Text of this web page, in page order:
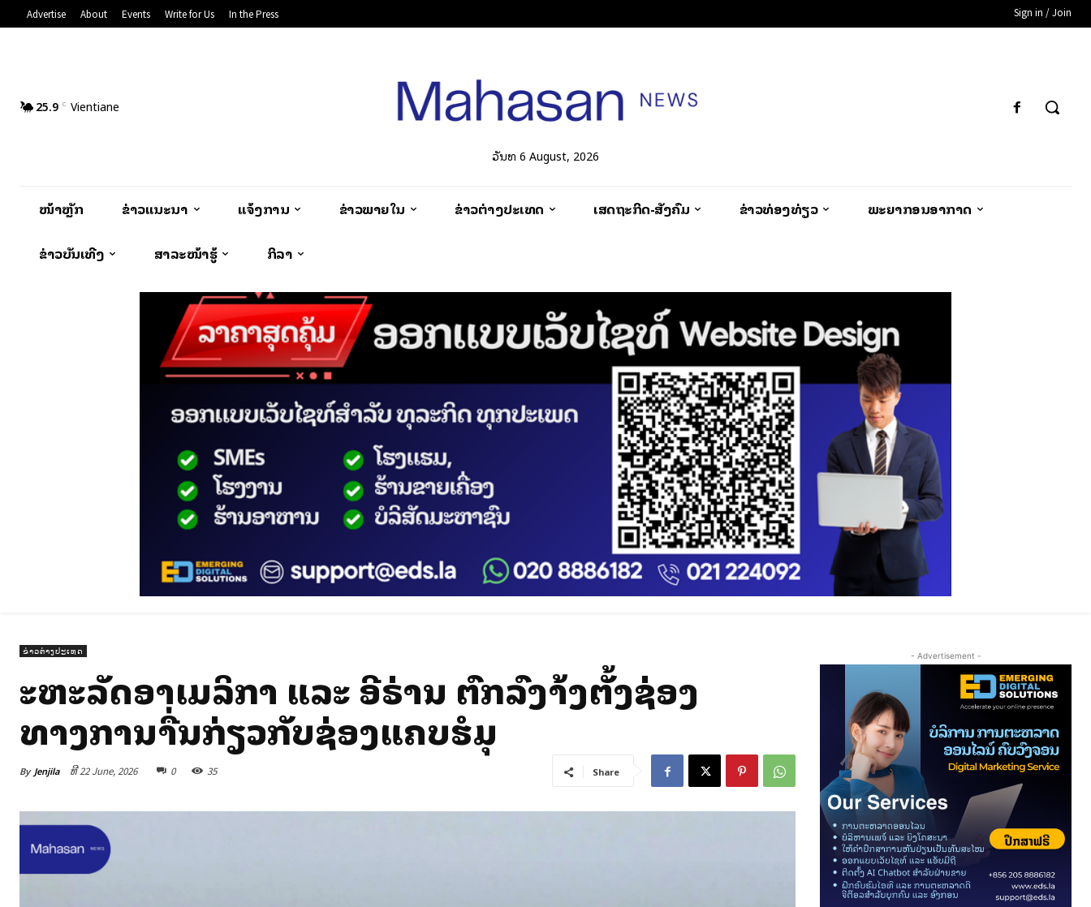
Advertise About Events Write for Us In the Press Sign in / Join
25.9 C Vientiane
ວັນທີ 6 August, 2026
ໜ້າຫຼັກ ຂ່າວແນະນຳ ແຈ້ງການ ຂ່າວພາຍໃນ ຂ່າວຕ່າງປະເທດ ເສດຖະກິດ-ສັງຄົມ ຂ່າວທ່ອງທ່ຽວ ພະຍາກອນອາກາດ
ຂ່າວບັນເທີງ ສາລະໜ້າຮູ້ ກິລາ
ຂ່າວຕ່າງປະເທດ
ສະຫະລັດອາເມລິກາ ແລະ ອີຣ່ານ ຕົກລົງສ້າງຕັ້ງຊ່ອງ
ທາງການສື່ສານກ່ຽວກັບຊ່ອງແຄບຮໍມຸສ
By Jenjila ທີ 22 June, 2026 0 35 Share
- Advertisement -